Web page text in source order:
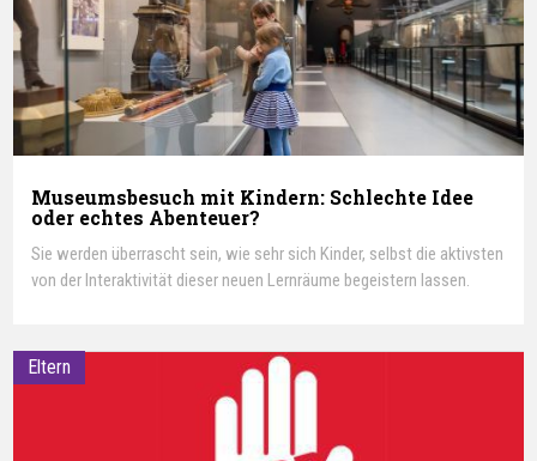
Museumsbesuch mit Kindern: Schlechte Idee
oder echtes Abenteuer?
Sie werden überrascht sein, wie sehr sich Kinder, selbst die aktivsten
von der Interaktivität dieser neuen Lernräume begeistern lassen.
Eltern